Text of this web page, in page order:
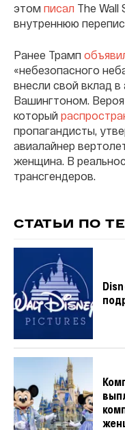
этом писал The Wall
внутреннюю
Ранее Трамп
«небезопасного
внесли свой вклад
Вашингтоном.
который
пропагандисты,
авиалайнер
женщина. В
трансгендеров.
СТАТЬИ ПО